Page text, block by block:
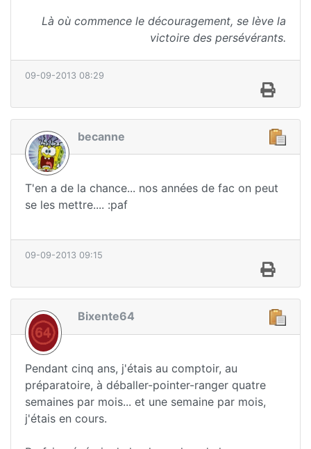
Là où commence le découragement, se lève la
victoire des persévérants.
09-09-2013 08:29
becanne
T'en a de la chance... nos années de fac on peut
se les mettre.... :paf
09-09-2013 09:15
Bixente64
Pendant cinq ans, j'étais au comptoir, au
préparatoire, à déballer-pointer-ranger quatre
semaines par mois... et une semaine par mois,
j'étais en cours.